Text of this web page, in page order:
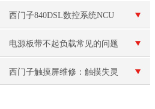
西门子840DSL数控系统NCU
模块坏
电源板带不起负载常见的问题
和解决方法
西门子触摸屏维修：触摸失灵